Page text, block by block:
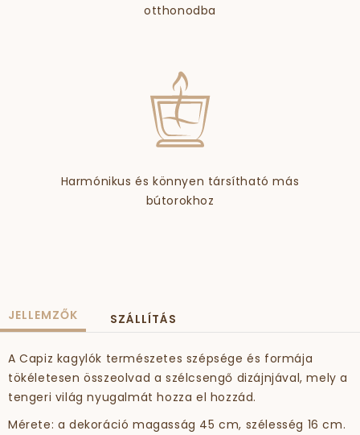
otthonodba
Harmónikus és könnyen társítható más
bútorokhoz
JELLEMZŐK SZÁLLÍTÁS
A Capiz kagylók természetes szépsége és formája
tökéletesen összeolvad a szélcsengő dizájnjával, mely a
tengeri világ nyugalmát hozza el hozzád.
Mérete: a dekoráció magasság 45 cm, szélesség 16 cm.